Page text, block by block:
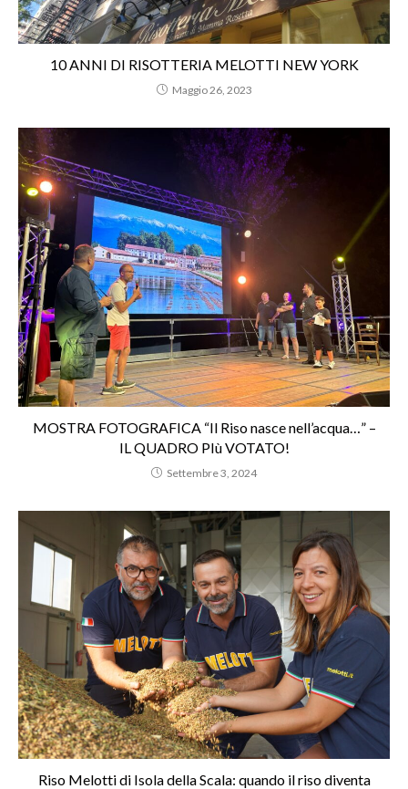
10 ANNI DI RISOTTERIA MELOTTI NEW YORK
Maggio 26, 2023
MOSTRA FOTOGRAFICA “Il Riso nasce nell’acqua…” –
IL QUADRO PIù VOTATO!
Settembre 3, 2024
Riso Melotti di Isola della Scala: quando il riso diventa